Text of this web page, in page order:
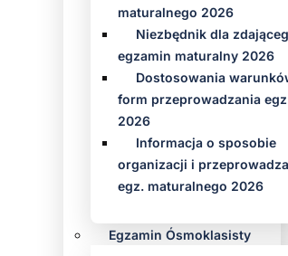
maturalnego 2026
Niezbędnik dla
egzamin maturalny 2026
Dostosowania
form przeprowadzania
2026
Informacja o sposobie
organizacji i
egz. maturalnego 2026
Egzamin Ósmoklasisty